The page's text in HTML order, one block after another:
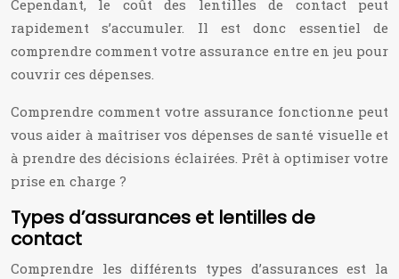
Cependant, le coût des lentilles de contact peut
rapidement s’accumuler. Il est donc essentiel de
comprendre comment votre assurance entre en jeu pour
couvrir ces dépenses.
Comprendre comment votre assurance fonctionne peut
vous aider à maîtriser vos dépenses de santé visuelle et
à prendre des décisions éclairées. Prêt à optimiser votre
prise en charge ?
Types d’assurances et lentilles de
contact
Comprendre les différents types d’assurances est la